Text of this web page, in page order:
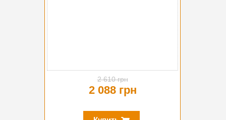
2 610 грн
2 088 грн